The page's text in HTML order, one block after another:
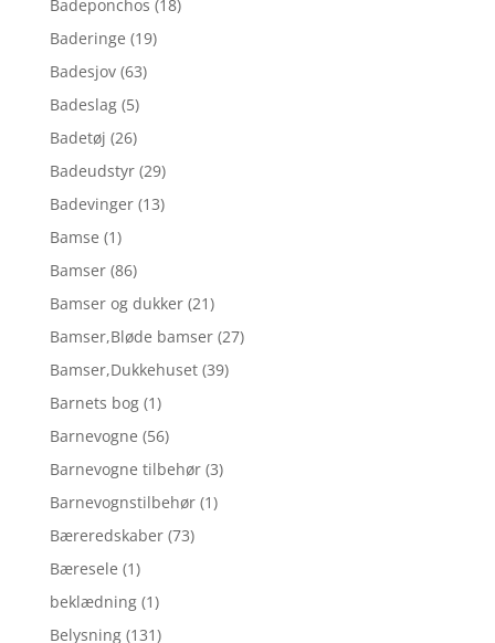
Badeponchos (18)
Baderinge (19)
Badesjov (63)
Badeslag (5)
Badetøj (26)
Badeudstyr (29)
Badevinger (13)
Bamse (1)
Bamser (86)
Bamser og dukker (21)
Bamser,Bløde bamser (27)
Bamser,Dukkehuset (39)
Barnets bog (1)
Barnevogne (56)
Barnevogne tilbehør (3)
Barnevognstilbehør (1)
Bæreredskaber (73)
Bæresele (1)
beklædning (1)
Belysning (131)